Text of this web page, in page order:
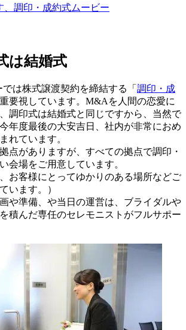
、調印・成約式ムービー
は結婚式
は株式譲渡契約を締結する「 調印・成
要視しています。M&Aを人間の恋愛に
調印式は結婚式と同じですから、当然で
年度最後の大安吉日、社内が非常におめ
れています。
点がありますが、すべての拠点で調印・
会場をご用意しています。
お客様にとってゆかりのある場所などご
います。）
や準備、や当日の運営は、ブライダルや
積んだ専任のセレモニストがフルサポー